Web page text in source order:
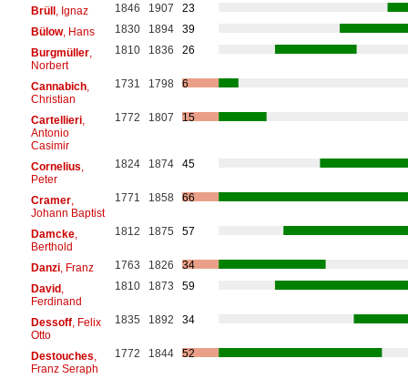
Brüll, Ignaz 1846 1907
23
Bülow, Hans 1830 1894
39
Burgmüller,
Norbert
1810 1836 26
Cannabich,
Christian
1731 1798 6
Cartellieri,
Antonio
Casimir
1772 1807 15
Cornelius
Peter
1824 1874 45
Cramer,
Johann Baptist
1771 1858 66
Damcke,
Berthold
1812 1875 57
Danzi, Franz 1763 1826
34
David,
Ferdinand
1810 1873 59
Dessoff, Felix
Otto
1835 1892 34
Destouches
Franz Seraph
1772 1844 52